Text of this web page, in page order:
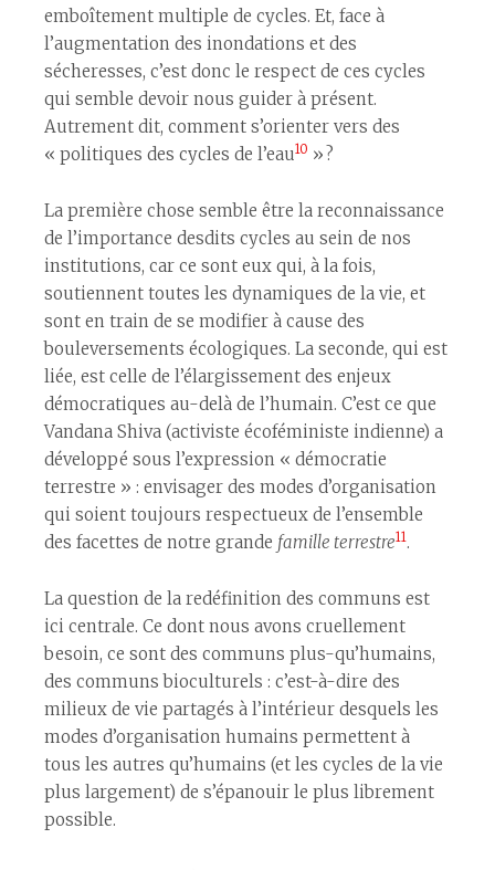
emboîtement multiple de cycles. Et, face à
l’augmentation des inondations et des
sécheresses, c’est donc le respect de ces cycles
qui semble devoir nous guider à présent.
Autrement dit, comment s’orienter vers des
« politiques des cycles de l’eau10 » ?
La première chose semble être la reconnaissance
de l’importance desdits cycles au sein de nos
institutions, car ce sont eux qui, à la fois,
soutiennent toutes les dynamiques de la vie, et
sont en train de se modifier à cause des
bouleversements écologiques. La seconde, qui est
liée, est celle de l’élargissement des enjeux
démocratiques au-delà de l’humain. C’est ce que
Vandana Shiva (activiste écoféministe indienne) a
développé sous l’expression « démocratie
terrestre » : envisager des modes d’organisation
qui soient toujours respectueux de l’ensemble
des facettes de notre grande famille terrestre11.
La question de la redéfinition des communs est
ici centrale. Ce dont nous avons cruellement
besoin, ce sont des communs plus-qu’humains,
des communs bioculturels : c’est-à-dire des
milieux de vie partagés à l’intérieur desquels les
modes d’organisation humains permettent à
tous les autres qu’humains (et les cycles de la vie
plus largement) de s’épanouir le plus librement
possible.